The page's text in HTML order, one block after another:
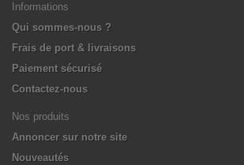
Informations
Qui sommes-nous ?
Frais de port & livraisons
Paiement sécurisé
Contactez-nous
Nos produits
Annoncer sur notre site
Nouveautés